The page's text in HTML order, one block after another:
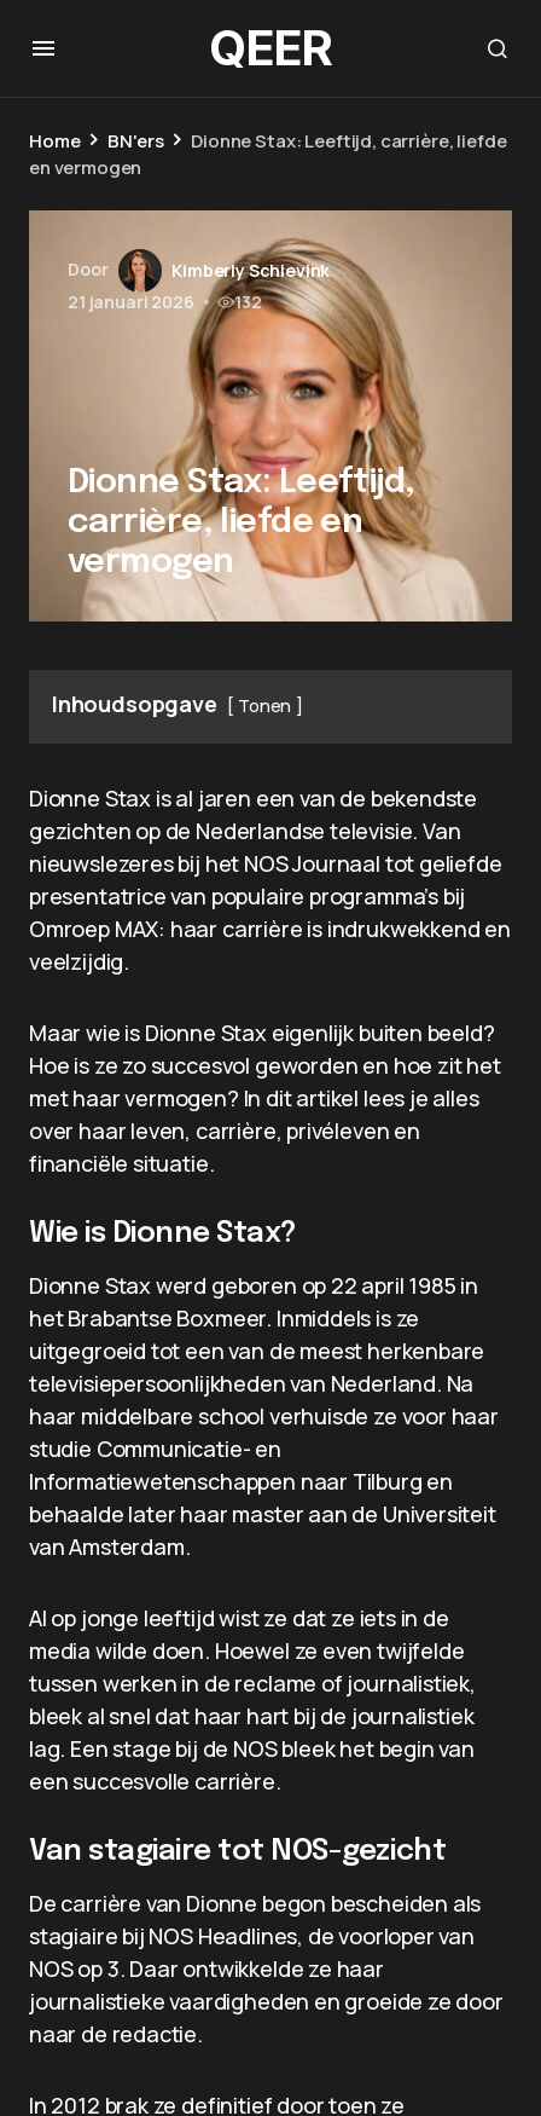
QEER
Home BN'ers
Dionne Stax: Leeftijd, carrière, liefde
en vermogen
Door
Kimberly Schievink
21 januari 2026 • 132
Dionne Stax: Leeftijd,
carrière, liefde en
vermogen
Inhoudsopgave Tonen
Dionne Stax is al jaren een van de bekendste
gezichten op de Nederlandse televisie. Van
nieuwslezeres bij het NOS Journaal tot geliefde
presentatrice van populaire programma’s bij
Omroep MAX: haar carrière is indrukwekkend en
veelzijdig.
Maar wie is Dionne Stax eigenlijk buiten beeld?
Hoe is ze zo succesvol geworden en hoe zit het
met haar vermogen? In dit artikel lees je alles
over haar leven, carrière, privéleven en
financiële situatie.
Wie is Dionne Stax?
Dionne Stax werd geboren op 22 april 1985 in
het Brabantse Boxmeer. Inmiddels is ze
uitgegroeid tot een van de meest herkenbare
televisiepersoonlijkheden van Nederland. Na
haar middelbare school verhuisde ze voor haar
studie Communicatie- en
Informatiewetenschappen naar Tilburg en
behaalde later haar master aan de Universiteit
van Amsterdam.
Al op jonge leeftijd wist ze dat ze iets in de
media wilde doen. Hoewel ze even twijfelde
tussen werken in de reclame of journalistiek,
bleek al snel dat haar hart bij de journalistiek
lag. Een stage bij de NOS bleek het begin van
een succesvolle carrière.
Van stagiaire tot NOS-gezicht
De carrière van Dionne begon bescheiden als
stagiaire bij NOS Headlines, de voorloper van
NOS op 3. Daar ontwikkelde ze haar
journalistieke vaardigheden en groeide ze door
naar de redactie.
In 2012 brak ze definitief door toen ze